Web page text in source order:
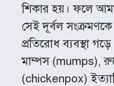
শিকার হয়। ফলে
সেই দূর্বল
প্রতিরোধ ব্যবস্থা
মাম্পস (mumps),
(chickenpox)